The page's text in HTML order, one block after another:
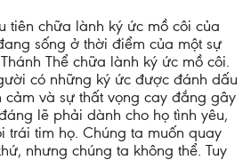
tiên chữa lành ký ức mồ côi của
sống ở thời điểm của một sự
Thể chữa lành ký ức mồ côi.
có những ký ức được đánh dấu
cảm và sự thất vọng cay đắng gây
lẽ phải dành cho họ tình yêu,
trái tim họ. Chúng ta muốn quay
nhưng chúng ta không thể. Tuy